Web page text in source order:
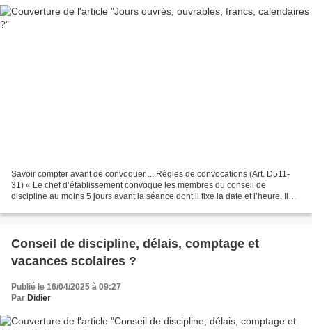
Savoir compter avant de convoquer ... Règles de convocations (Art. D511-
31) « Le chef d’établissement convoque les membres du conseil de
discipline au moins 5 jours avant la séance dont il fixe la date et l’heure. Il
Conseil de discipline, délais, comptage et
vacances scolaires ?
Publié le 16/04/2025 à 09:27
Par Didier